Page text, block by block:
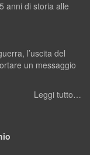
anni di storia alle
l’uscita del
un messaggio
Leggi tutto…